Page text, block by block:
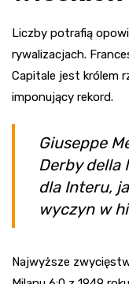
Liczby potrafią
rywalizacjach.
Capitale jest królem
imponujący rekord.
Giuseppe
Derby della
dla Interu,
wyczyn w
Najwyższe